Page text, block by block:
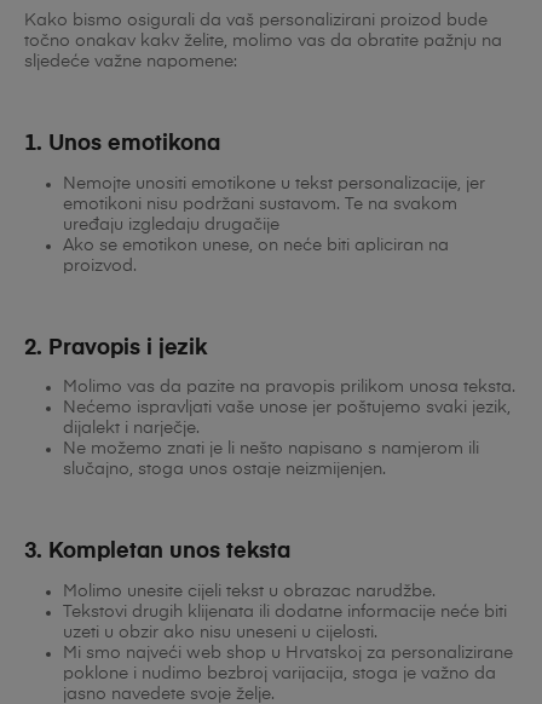
Kako bismo osigurali da vaš personalizirani proizod bude
točno onakav kakv želite, molimo vas da obratite pažnju na
sljedeće važne napomene:
1. Unos emotikona
Nemojte unositi emotikone u tekst personalizacije, jer
emotikoni nisu podržani sustavom. Te na svakom
uređaju izgledaju drugačije
Ako se emotikon unese, on neće biti apliciran na
proizvod.
2. Pravopis i jezik
Molimo vas da pazite na pravopis prilikom unosa teksta.
Nećemo ispravljati vaše unose jer poštujemo svaki jezik,
dijalekt i narječje.
Ne možemo znati je li nešto napisano s namjerom ili
slučajno, stoga unos ostaje neizmijenjen.
3. Kompletan unos teksta
Molimo unesite cijeli tekst u obrazac narudžbe.
Tekstovi drugih klijenata ili dodatne informacije neće biti
uzeti u obzir ako nisu uneseni u cijelosti.
Mi smo najveći web shop u Hrvatskoj za personalizirane
poklone i nudimo bezbroj varijacija, stoga je važno da
jasno navedete svoje želje.